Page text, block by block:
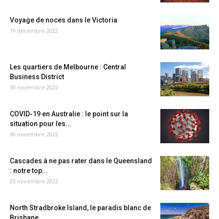
Voyage de noces dans le Victoria
19 décembre 2022
Les quartiers de Melbourne : Central
Business District
30 novembre 2022
COVID-19 en Australie : le point sur la
situation pour les...
30 novembre 2022
Cascades à ne pas rater dans le Queensland
: notre top...
23 novembre 2022
North Stradbroke Island, le paradis blanc de